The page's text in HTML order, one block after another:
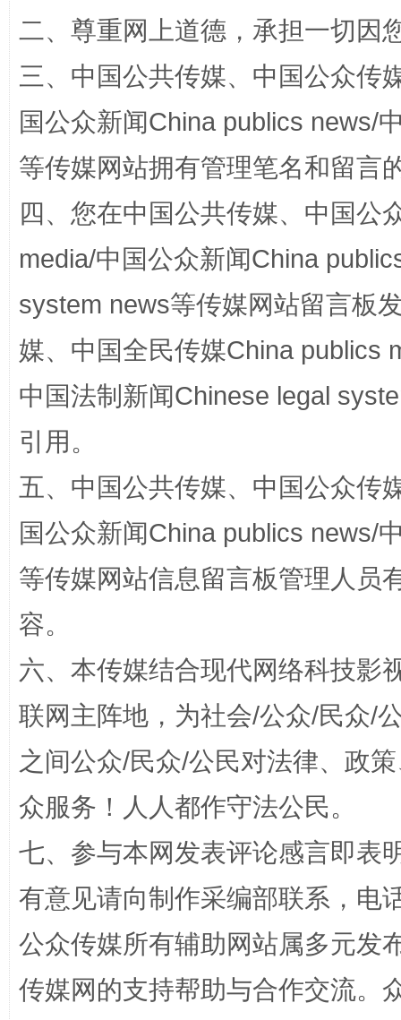
阿坝州三大球赛在茂县开幕
国家大学科技园优化重塑工作
扯下公款旅游的“隐身衣” 如何以
“蜀中异人”王建安的艺术幻境
二、尊重网上道德，承担一切因
三、中国公共传媒、中国公众传
国公众新闻China publics news/
等传媒网站拥有管理笔名和留言
四、您在中国公共传媒、中国公
media/中国公众新闻China
system news等传媒网站留言板
媒、中国全民传媒China publics
中国法制新闻Chinese legal
引用。
五、中国公共传媒、中国公众传
国公众新闻China publics news/
等传媒网站信息留言板管理人员
容。
六、本传媒结合现代网络科技影
联网主阵地，为社会/公众/民众/
之间公众/民众/公民对法律、政
众服务！人人都作守法公民。
七、参与本网发表评论感言即表
有意见请向制作采编部联系，电
公众传媒所有辅助网站属多元发
传媒网的支持帮助与合作交流。